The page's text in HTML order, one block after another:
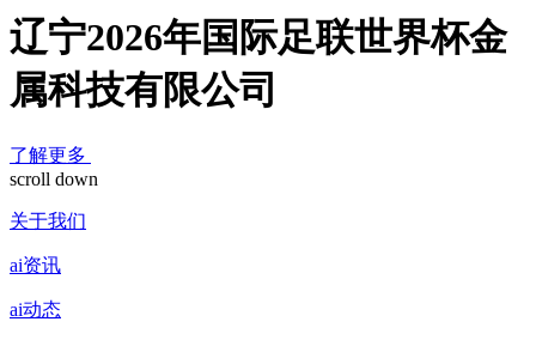
辽宁2026年国际足联世界杯金
属科技有限公司
了解更多
scroll down
关于我们
ai资讯
ai动态